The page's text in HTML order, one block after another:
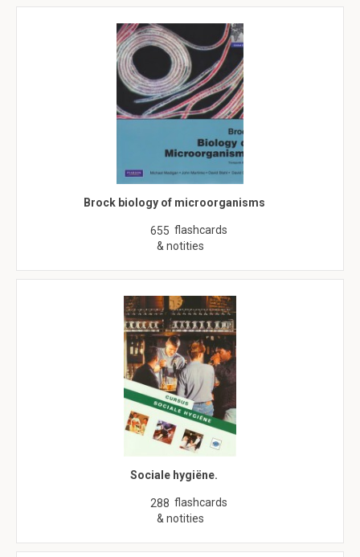
Brock biology of microorganisms
655 flashcards
& notities
Sociale hygiëne.
288 flashcards
& notities